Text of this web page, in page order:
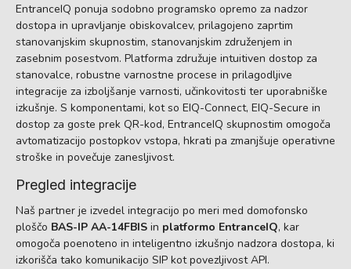
EntranceIQ ponuja sodobno programsko opremo za nadzor
dostopa in upravljanje obiskovalcev, prilagojeno zaprtim
stanovanjskim skupnostim, stanovanjskim združenjem in
zasebnim posestvom. Platforma združuje intuitiven dostop za
stanovalce, robustne varnostne procese in prilagodljive
integracije za izboljšanje varnosti, učinkovitosti ter uporabniške
izkušnje. S komponentami, kot so EIQ-Connect, EIQ-Secure in
dostop za goste prek QR-kod, EntranceIQ skupnostim omogoča
avtomatizacijo postopkov vstopa, hkrati pa zmanjšuje operativne
stroške in povečuje zanesljivost.
Pregled integracije
Naš partner je izvedel integracijo po meri med domofonsko
ploščo BAS-IP AA-14FBIS in platformo EntranceIQ, kar
omogoča poenoteno in inteligentno izkušnjo nadzora dostopa, ki
izkorišča tako komunikacijo SIP kot povezljivost API.